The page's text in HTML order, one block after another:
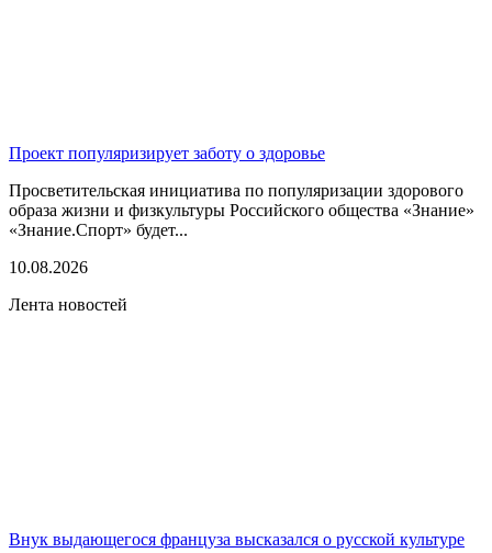
Проект популяризирует заботу о здоровье
Просветительская инициатива по популяризации здорового
образа жизни и физкультуры Российского общества «Знание»
«Знание.Спорт» будет...
10.08.2026
Лента новостей
Внук выдающегося француза высказался о русской культуре